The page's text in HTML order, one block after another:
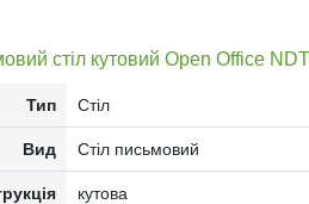
стіл кутовий Open Office
Тип Стіл
Вид Стіл письмовий
кутова